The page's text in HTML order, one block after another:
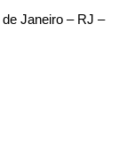
Janeiro – RJ –